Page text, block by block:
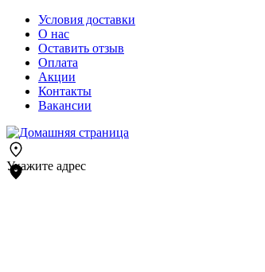
Условия доставки
О нас
Оставить отзыв
Оплата
Акции
Контакты
Вакансии
Укажите адрес